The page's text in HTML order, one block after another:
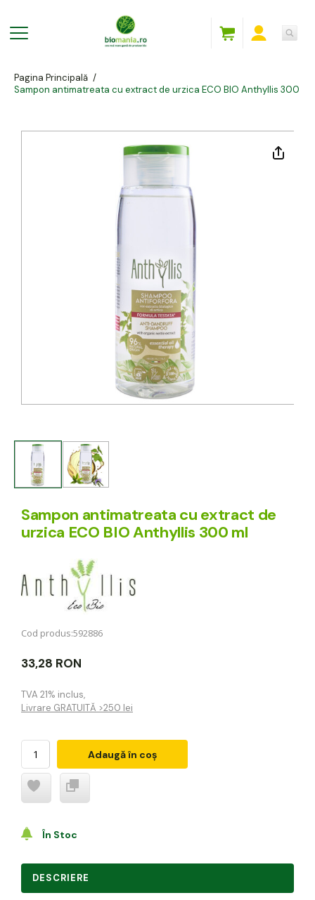
Pagina Principală /
Sampon antimatreata cu extract de urzica ECO BIO Anthyllis 300 ml
Sampon antimatreata cu extract de
urzica ECO BIO Anthyllis 300 ml
Cod produs:592886
33,28 RON
TVA 21% inclus,
Livrare GRATUITĂ >250 lei
Adaugă în coș
În Stoc
DESCRIERE